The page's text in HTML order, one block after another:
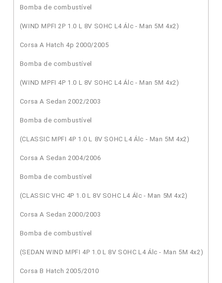
Bomba de combustível
(WIND MPFI 2P 1.0 L 8V SOHC L4 Álc - Man 5M 4x2)
Corsa A Hatch 4p 2000/2005
Bomba de combustível
(WIND MPFI 4P 1.0 L 8V SOHC L4 Álc - Man 5M 4x2)
Corsa A Sedan 2002/2003
Bomba de combustível
(CLASSIC MPFI 4P 1.0 L 8V SOHC L4 Álc - Man 5M 4x2)
Corsa A Sedan 2004/2006
Bomba de combustível
(CLASSIC VHC 4P 1.0 L 8V SOHC L4 Álc - Man 5M 4x2)
Corsa A Sedan 2000/2003
Bomba de combustível
(SEDAN WIND MPFI 4P 1.0 L 8V SOHC L4 Álc - Man 5M 4x2)
Corsa B Hatch 2005/2010